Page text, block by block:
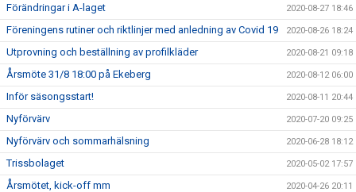
Förändringar i A-laget 2020-08-27 18:46
Föreningens rutiner och riktlinjer med anledning av Covid 19 2020-08-26 18:24
Utprovning och beställning av profilkläder 2020-08-21 09:18
Årsmöte 31/8 18:00 på Ekeberg 2020-08-12 06:00
Inför säsongsstart! 2020-08-11 20:44
Nyförvärv 2020-07-20 09:25
Nyförvärv och sommarhälsning 2020-06-28 18:12
Trissbolaget 2020-05-02 17:57
Årsmötet, kick-off mm 2020-04-26 20:11